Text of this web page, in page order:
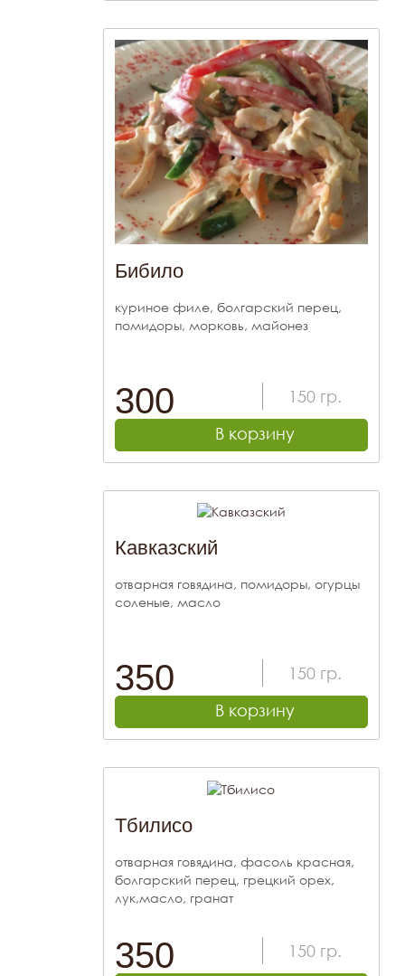
Бибило
куриное филе, болгарский перец,
помидоры, морковь, майонез
300 150 гр.
В корзину
Кавказский
отварная говядина, помидоры, огурцы
соленые, масло
350 150 гр.
В корзину
Тбилисо
отварная говядина, фасоль красная,
болгарский перец, грецкий орех,
лук,масло, гранат
350 150 гр.